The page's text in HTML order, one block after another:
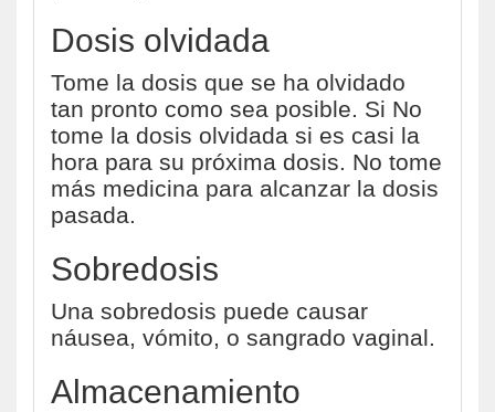
Dosis olvidada
Tome la dosis que se ha olvidado
tan pronto como sea posible. Si No
tome la dosis olvidada si es casi la
hora para su próxima dosis. No tome
más medicina para alcanzar la dosis
pasada.
Sobredosis
Una sobredosis puede causar
náusea, vómito, o sangrado vaginal.
Almacenamiento